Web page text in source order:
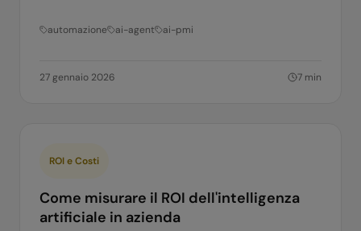
automazione ai-agent ai-pmi
27 gennaio 2026 7 min
ROI e Costi
Come misurare il ROI dell'intelligenza
artificiale in azienda